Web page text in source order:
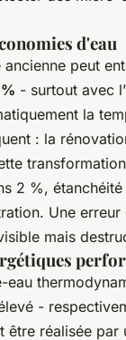
d'eau
peut
- surtout avec
la
: la
2 %,
Une erreur
mais
-
être réalisée